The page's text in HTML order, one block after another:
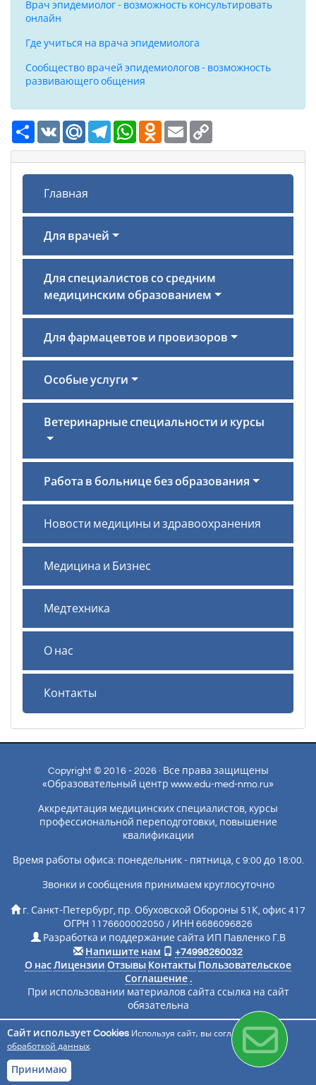
Врач эпидемиолог - возможность консультировать
онлайн
Где учиться на врача эпидемиолога
Сообщество врачей эпидемиологов - возможность
развивающего общения
РесурсVK Mail.Ru TelegramWhatsAppOdnoklassniki
Email
Главная
Для врачей
Для специалистов со средним
медицинским образованием
Для фармацевтов и провизоров
Особые услуги
Ветеринарные специальности и курсы
Работа в больнице без образования
Новости медицины и здравоохранения
Медицина и Бизнес
Медтехника
О нас
Контакты
Copyright © 2016 - 2026 · Все права защищены
«Образовательный центр www.edu-med-nmo.ru»
Аккредитация медицинских специалистов, курсы
профессиональной переподготовки, повышение
квалификации
Время работы офиса: понедельник - пятница, с 9:00 до 18:00.
Звонки и сообщения принимаем круглосуточно
г. Санкт-Петербург, пр. Обуховской Обороны 51К, офис 417
ОГРН 1176600002050 / ИНН 6686096826
Разработка и поддержание сайта ИП Павленко Г.В
Напишите нам
+74998260032
О нас Лицензии Отзывы Контакты Пользовательское
Соглашение .
При использовании материалов сайта ссылка на сайт
обязательна
Подписаться на новости
Сайт использует Cookies Используя сайт, вы соглашаетесь с
обработкой данных.
Принимаю